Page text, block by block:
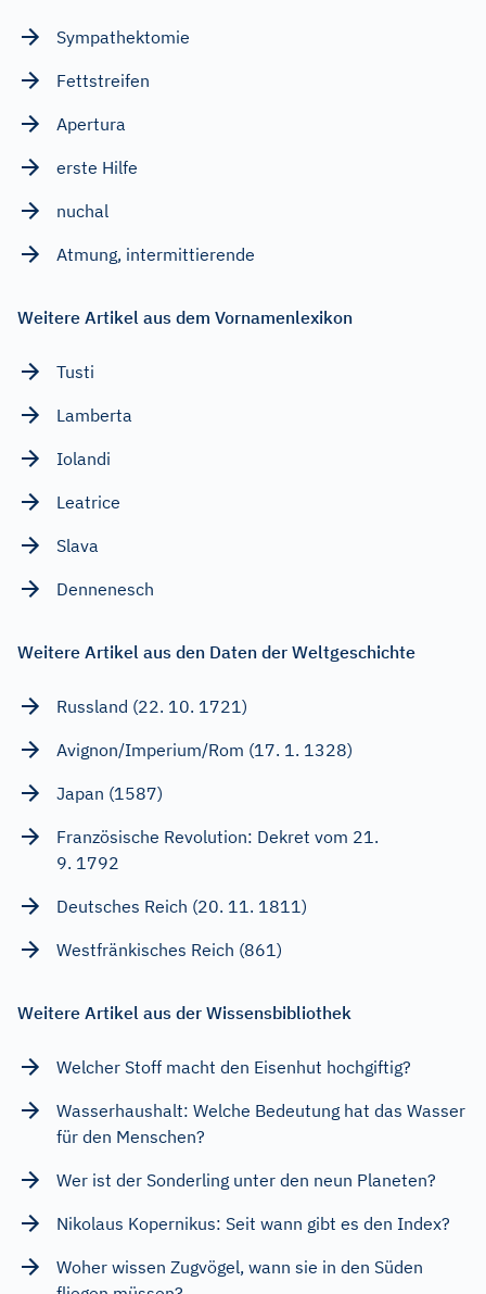
Sympathektomie
Fettstreifen
Apertura
erste Hilfe
nuchal
Atmung, intermittierende
Weitere Artikel aus dem Vornamenlexikon
Tusti
Lamberta
Iolandi
Leatrice
Slava
Dennenesch
Weitere Artikel aus den Daten der Weltgeschichte
Russland (22. 10. 1721)
Avignon/Imperium/Rom (17. 1. 1328)
Japan (1587)
Französische Revolution: Dekret vom 21.
9. 1792
Deutsches Reich (20. 11. 1811)
Westfränkisches Reich (861)
Weitere Artikel aus der Wissensbibliothek
Welcher Stoff macht den Eisenhut hochgiftig?
Wasserhaushalt: Welche Bedeutung hat das Wasser
für den Menschen?
Wer ist der Sonderling unter den neun Planeten?
Nikolaus Kopernikus: Seit wann gibt es den Index?
Woher wissen Zugvögel, wann sie in den Süden